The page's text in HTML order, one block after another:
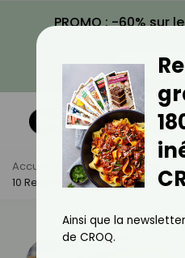
PROMO : -60% sur
VOIR
Accueil Actus
Recettes
10 Recettes De Gratins D'hiver
Ainsi que la
de CROQ.